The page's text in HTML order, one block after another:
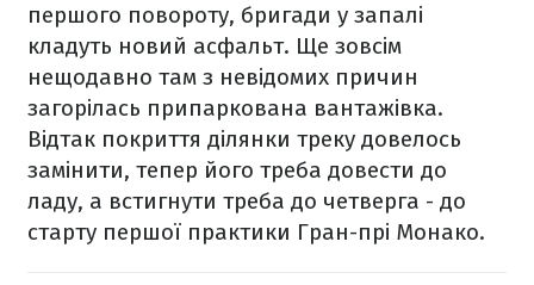
першого повороту, бригади у запалі
кладуть новий асфальт. Ще зовсім
нещодавно там з невідомих причин
загорілась припаркована вантажівка.
Відтак покриття ділянки треку довелось
замінити, тепер його треба довести до
ладу, а встигнути треба до четверга - до
старту першої практики Гран-прі Монако.